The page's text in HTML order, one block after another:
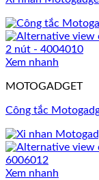
Xem nhanh
MOTOGADGET
Công tắc
Xem nhanh